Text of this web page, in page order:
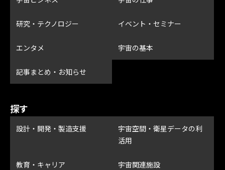
研究・テクノロジー イベント・セミナー
エンタメ 宇宙の基本
記事まとめ・お知らせ
探す
設計・開発・製造支援
宇宙空間・衛星データの利
活用
教育・キャリア 宇宙関連施設